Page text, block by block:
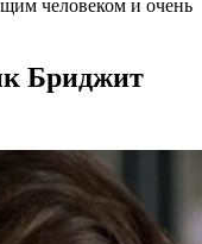
человеком и очень
Бриджит